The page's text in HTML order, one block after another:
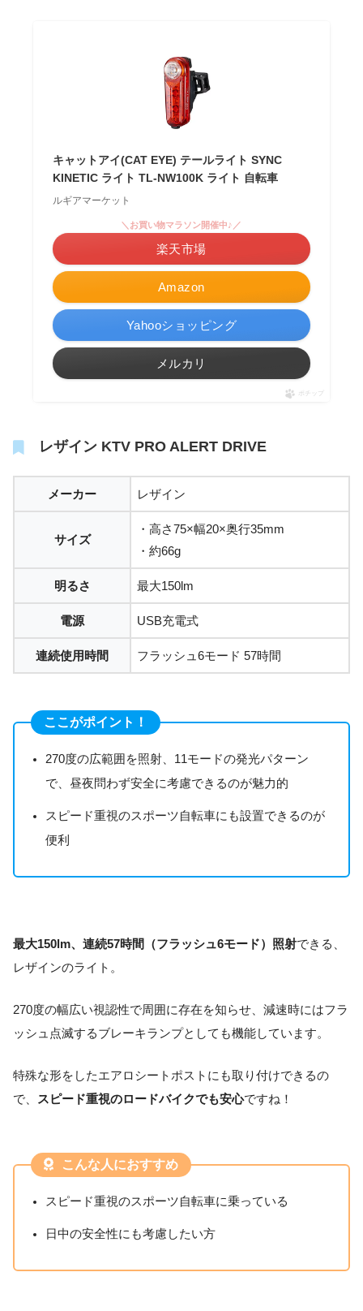
キャットアイ(CAT EYE) テールライト SYNC
KINETIC ライト TL-NW100K ライト 自転車
ルギアマーケット
Amazon
＼お買い物マラソン開催中♪／
楽天市場
Yahooショッピング
メルカリ
ポチップ
レザイン KTV PRO ALERT DRIVE
メーカー レザイン
サイズ
・高さ75×幅20×奥行35mm
・約66g
明るさ 最大150lm
電源 USB充電式
連続使用時間 フラッシュ6モード 57時間
ここがポイント！
270度の広範囲を照射、11モードの発光パターン
で、昼夜問わず安全に考慮できるのが魅力的
スピード重視のスポーツ自転車にも設置できるのが
便利
最大150lm、連続57時間（フラッシュ6モード）照射できる、
レザインのライト。
270度の幅広い視認性で周囲に存在を知らせ、減速時にはフラ
ッシュ点滅するブレーキランプとしても機能しています。
特殊な形をしたエアロシートポストにも取り付けできるの
で、
スピード重視のロードバイクでも安心ですね！
こんな人におすすめ
スピード重視のスポーツ自転車に乗っている
日中の安全性にも考慮したい方